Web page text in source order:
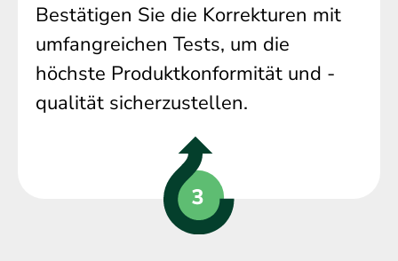
Bestätigen Sie die Korrekturen mit
umfangreichen Tests, um die
höchste Produktkonformität und -
qualität sicherzustellen.